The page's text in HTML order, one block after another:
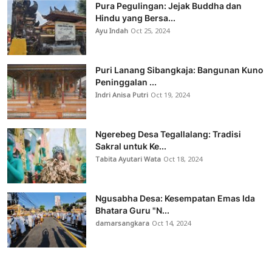
Pura Pegulingan: Jejak Buddha dan
Hindu yang Bersa...
Ayu Indah Oct 25, 2024
Puri Lanang Sibangkaja: Bangunan Kuno
Peninggalan ...
Indri Anisa Putri Oct 19, 2024
Ngerebeg Desa Tegallalang: Tradisi
Sakral untuk Ke...
Tabita Ayutari Wata Oct 18, 2024
Ngusabha Desa: Kesempatan Emas Ida
Bhatara Guru "N...
damarsangkara Oct 14, 2024